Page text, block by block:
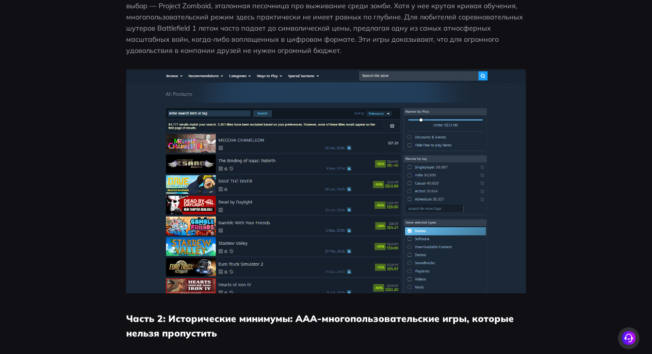
выбор — Project Zomboid, эталонная песочница про выживание среди зомби. Хотя у нее крутая кривая обучения,
многопользовательский режим здесь практически не имеет равных по глубине. Для любителей соревновательных
шутеров Battlefield 1 летом часто падает до символической цены, предлагая одну из самых атмосферных
масштабных войн, когда-либо воплощенных в цифровом формате. Эти игры доказывают, что для огромного
удовольствия в компании друзей не нужен огромный бюджет.
Часть 2: Исторические минимумы: AAA-многопользовательские игры, которые
нельзя пропустить